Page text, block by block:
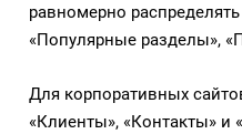
равномерно
«Популярные разделы»,
Для корпоративных
«Клиенты», «Контакты» и